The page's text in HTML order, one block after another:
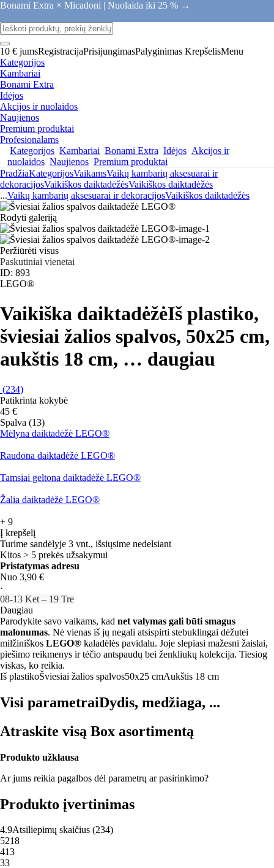
Bonami Extra × Micadoni | Nuolaida iki 25 % →
10 € jumsRegistracijaPrisijungimasPalyginimas KrepšelisMenu
Kategorijos
Kambariai
Bonami Extra
Idėjos
Akcijos ir nuolaidos
Naujienos
Premium produktai
Profesionalams
Kategorijos Kambariai Bonami Extra Idėjos Akcijos ir
nuolaidos Naujienos Premium produktai
PradžiaKategorijosVaikamsVaikų kambarių aksesuarai ir
dekoracijosVaikiškos daiktadėžėsVaikiškos daiktadėžės
...Vaikų kambarių aksesuarai ir dekoracijosVaikiškos daiktadėžės
Rodyti galeriją
Peržiūrėti visus
Paskutiniai vienetai
ID: 893
LEGO®
Vaikiška daiktadėžėIš plastiko,
šviesiai žalios spalvos, 50x25 cm,
aukštis 18 cm, … daugiau
(234)
Patikrinta kokybė
45 €
Spalva (13)
Mėlyna daiktadėžė LEGO®
Raudona daiktadėžė LEGO®
Tamsiai geltona daiktadėžė LEGO®
Žalia daiktadėžė LEGO®
+ 9
Į krepšelį
Turime sandėlyje 3 vnt., išsiųsime nedelsiant
Kitos > 5 prekės užsakymui
Pristatymas adresu
Nuo 3,90 €
·
08‑13 Ket – 19 Tre
Daugiau
Parodykite savo vaikams, kad net valymas gali būti smagus
malonumas. Nė vienas iš jų negali atsispirti stebuklingai dėžutei
milžiniškos LEGO® kaladėlės pavidalu. Joje slepiasi mažesni žaislai,
piešimo reikmenys ir tėčio antspaudų bei ženkliukų kolekcija. Tiesiog
viskas, ko reikia.
Iš plastikoŠviesiai žalios spalvos50x25 cmAukštis 18 cm
Visi parametraiDydis, medžiaga, ...
Atraskite visą Box asortimentą
Produkto užklausa
Ar jums reikia pagalbos dėl parametrų ar pasirinkimo?
Produkto įvertinimas
4.9Atsiliepimų skaičius (234)
5218
413
33